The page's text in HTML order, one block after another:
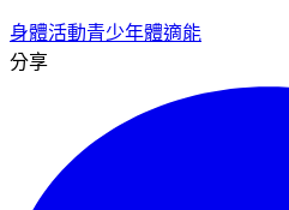
身體活動青少年體適能
分享